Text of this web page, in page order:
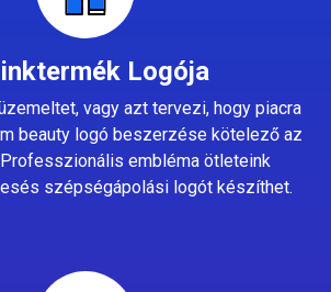
Logója
vagy azt tervezi, hogy piacra
beauty logó beszerzése kötelező az
Professzionális embléma ötleteink
szépségápolási logót készíthet.